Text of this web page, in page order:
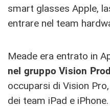
smart glasses Apple,
entrare nel team
Meade era entrato in
nel gruppo Vision
occuparsi di Vision
dei team iPad e